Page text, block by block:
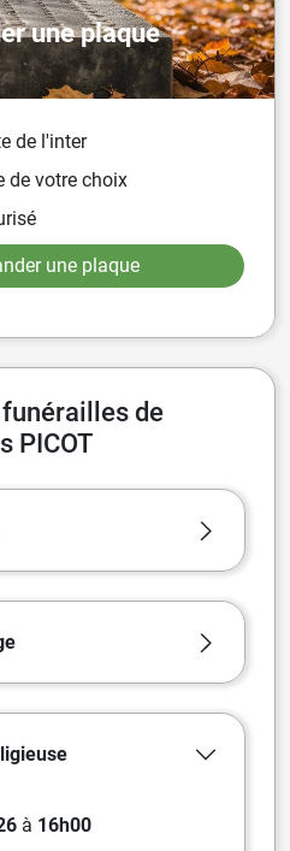
une plaque
de l'inter
de votre choix
une plaque
de
PICOT
à 16h00